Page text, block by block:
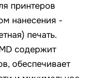
принтеров
нанесения -
печать.
содержит
обеспечивает